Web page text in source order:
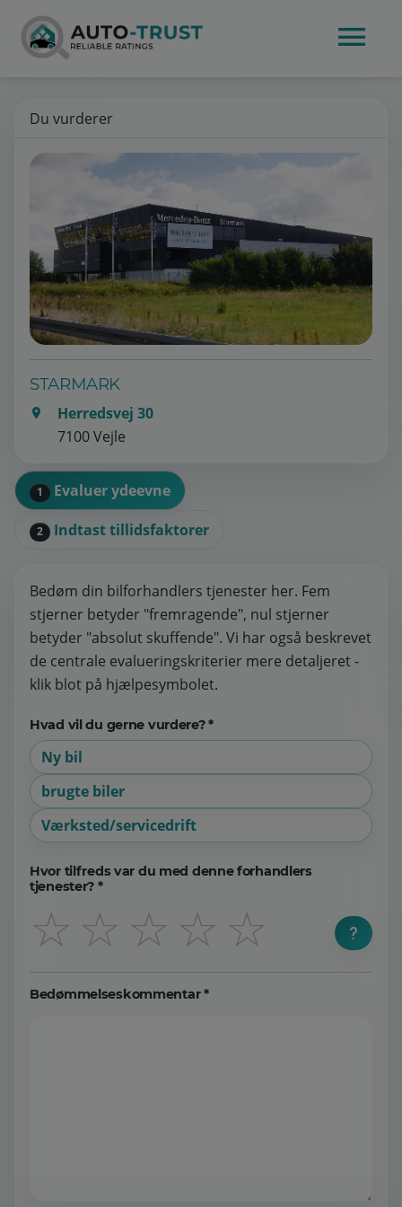
Du vurderer
STARMARK
Herredsvej 30
7100 Vejle
1 Evaluer ydeevne
2 Indtast tillidsfaktorer
Bedøm din bilforhandlers tjenester her. Fem
stjerner betyder "fremragende", nul stjerner
betyder "absolut skuffende". Vi har også beskrevet
de centrale evalueringskriterier mere detaljeret -
klik blot på hjælpesymbolet.
Hvad vil du gerne vurdere? *
Ny bil
brugte biler
Værksted/servicedrift
Hvor tilfreds var du med denne forhandlers
tjenester? *
☆
☆
☆
☆
☆
Bedømmelseskommentar *